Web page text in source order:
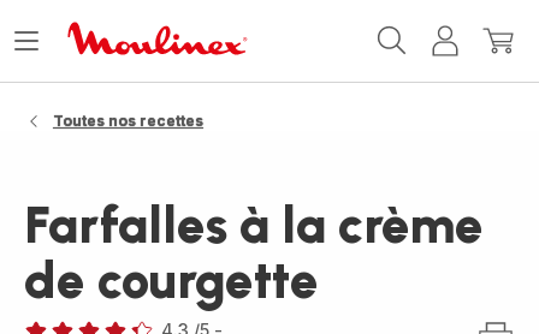
MonMon
Ouvrir
Toutes nos recettes
Farfalles à la crème
de courgette
4.3 /5 -